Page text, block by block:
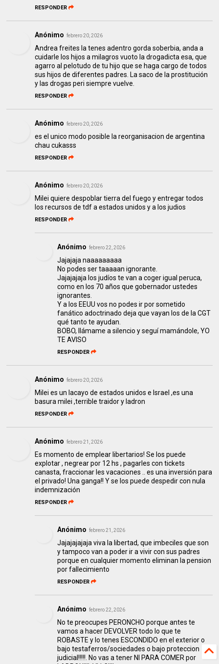
RESPONDER
Anónimo febrero 20, 2026
Andrea freites la tenes adentro gorda soberbia, anda a
cuidarle los hijos a milagros vuoto la drogadicta esa, que
agarro al pelotudo de tu hijo que se haga cargo de todos
sus hijos de diferentes padres. La saco de la prostitución
y las drogas peri siempre vuelve.
RESPONDER
Anónimo febrero 20, 2026
es el unico modo posible la reorganisacion de argentina
chau cukasss
RESPONDER
Anónimo febrero 20, 2026
Milei quiere despoblar tierra del fuego y entregar todos
los recursos de tdf a estados unidos y a los judios
RESPONDER
Anónimo febrero 22, 2026
Jajajaja naaaaaaaaa
No podes ser taaaaan ignorante.
Jajajajaja los judíos te van a coger igual peruca,
como en los 70 años que gobernador ustedes
ignorantes.
Y a los EEUU vos no podes ir por sometido
fanático adoctrinado deja que vayan los de la CGT
qué tanto te ayudan.
BOBO, llámame a silencio y seguí mamándole, YO
TE AVISO
RESPONDER
Anónimo febrero 20, 2026
Milei es un lacayo de estados unidos e Israel ,es una
basura milei ,terrible traidor y ladron
RESPONDER
Anónimo febrero 21, 2026
Es momento de emplear libertarios! Se los puede
explotar , negrear por 12 hs , pagarles con tickets
canasta, fraccionar les vacaciones .. es una inversión para
el privado! Una ganga!! Y se los puede despedir con nula
indemnización
RESPONDER
Anónimo febrero 21, 2026
Jajajajajaja viva la libertad, que imbeciles que son
y tampoco van a poder ir a vivir con sus padres
porque en cualquier momento eliminan la pension
por fallecimiento
RESPONDER
Anónimo febrero 22, 2026
No te preocupes PERONCHO porque antes te
vamos a hacer DEVOLVER todo lo que te
ROBASTE y lo tenes ESCONDIDO en el exterior o
bajo testaferros/sociedades o bajo proteccion
judicial!!!!!. No vas a tener NI PARA COMER por